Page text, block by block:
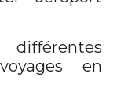
en